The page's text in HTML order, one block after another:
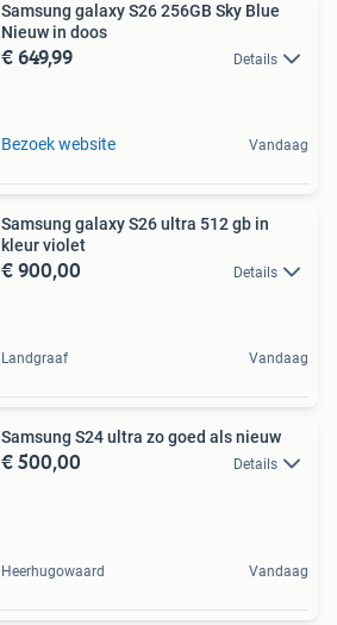
Samsung galaxy S26 256GB Sky Blue
Nieuw in doos
€ 649,99 Details
Bezoek website Vandaag
Samsung galaxy S26 ultra 512 gb in
kleur violet
€ 900,00 Details
Landgraaf Vandaag
Samsung S24 ultra zo goed als nieuw
€ 500,00 Details
Heerhugowaard Vandaag